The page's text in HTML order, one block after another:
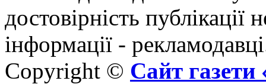
достовірність публікації
інформації -
Copyright © Сайт